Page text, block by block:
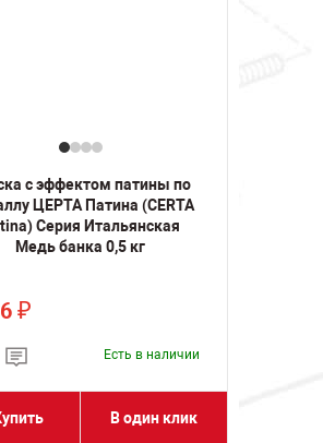
с эффектом патины по
ЦЕРТА Патина (CERTA
Серия Итальянская
Медь банка 0,5 кг
₽
Есть в наличии
В один клик